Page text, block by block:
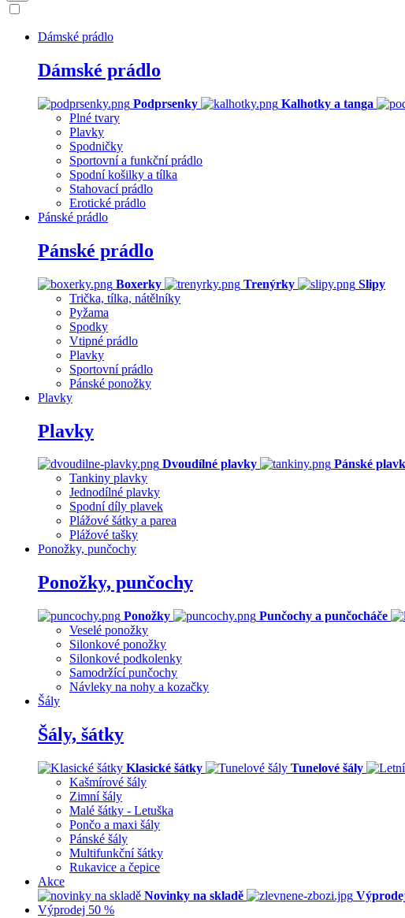
Dámské prádlo
Dámské prádlo
Podprsenky Kalhotky a tanga
Plné tvary
Plavky
Spodničky
Sportovní a funkční prádlo
Spodní košilky a tílka
Stahovací prádlo
Erotické prádlo
Pánské prádlo
Pánské prádlo
Boxerky Trenýrky
Slipy
Trička, tílka, nátělníky
Pyžama
Spodky
Vtipné prádlo
Plavky
Sportovní prádlo
Pánské ponožky
Plavky
Plavky
Dvoudílné plavky Pánské
Tankiny plavky
Jednodílné plavky
Spodní díly plavek
Plážové šátky a parea
Plážové tašky
Ponožky, punčochy
Ponožky, punčochy
Ponožky Punčochy a punčocháče
Veselé ponožky
Silonkové ponožky
Silonkové podkolenky
Samodržící punčochy
Návleky na nohy a kozačky
Šály
Šály, šátky
Klasické šátky Tunelové šály
Kašmírové šály
Zimní šály
Malé šátky - Letuška
Pončo a maxi šály
Pánské šály
Multifunkční šátky
Rukavice a čepice
Akce
Novinky na skladě
Výprodej 50 %